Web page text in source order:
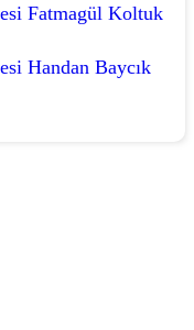
Fatmagül Koltuk
Handan Baycık